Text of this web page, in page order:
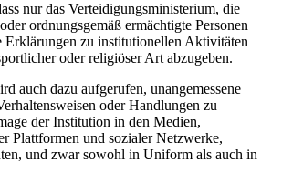
nur das Verteidigungsministerium, die
ordnungsgemäß ermächtigte Personen
zu institutionellen Aktivitäten
oder religiöser Art abzugeben.
auch dazu aufgerufen, unangemessene
oder Handlungen zu
der Institution in den Medien,
Plattformen und sozialer Netzwerke,
und zwar sowohl in Uniform als auch in